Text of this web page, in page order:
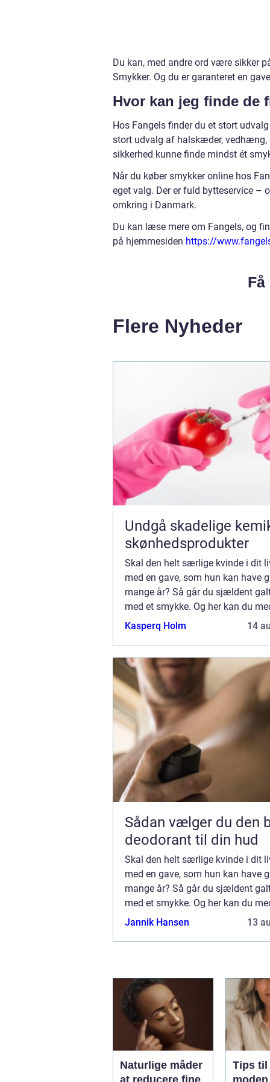
Du kan, med andre ord være sikker
Smykker. Og du er garanteret en
Hvor kan jeg finde de
Hos Fangels finder du et stort
stort udvalg af halskæder, vedhæng,
sikkerhed kunne finde mindst ét
Når du køber smykker online hos
eget valg. Der er fuld bytteservice –
omkring i Danmark.
Du kan læse mere om Fangels, og
på hjemmesiden https://
Flere Nyheder
Undgå skadelige
skønhedsprodukter
Skal den helt særlige kvinde i dit
med en gave, som hun kan have
mange år? Så går du sjældent
med et smykke. Og her kan du
fordel vælge et af de eksklusive
Kasperq Holm 14
Sådan vælger du den
deodorant til din hud
Skal den helt særlige kvinde i dit
med en gave, som hun kan have
mange år? Så går du sjældent
med et smykke. Og her kan du
fordel vælge et af de eksklusive
Jannik Hansen 13
Naturlige måder
at reducere fine
Tips til